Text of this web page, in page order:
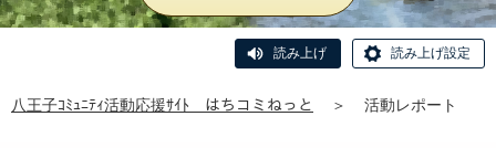
読み上げ 読み上げ設定
八王子ｺﾐｭﾆﾃｨ活動応援ｻｲﾄ はちコミねっと ＞ 活動レポート